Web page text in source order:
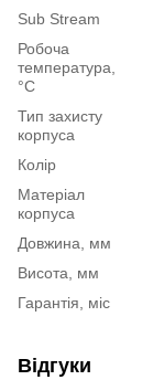
Sub Stream
Робоча
температура,
°C
Тип захисту
корпуса
Колір
Матеріал
корпуса
Довжина, мм
Висота, мм
Гарантія, міс
Відгуки